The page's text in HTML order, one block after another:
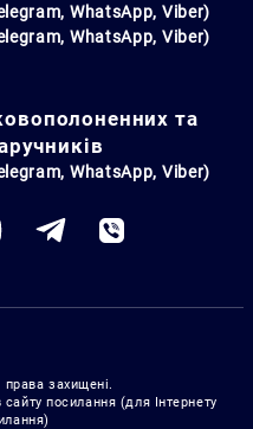
WhatsApp, Viber)
WhatsApp, Viber)
та
WhatsApp, Viber)
захищені.
посилання (для Інтернету